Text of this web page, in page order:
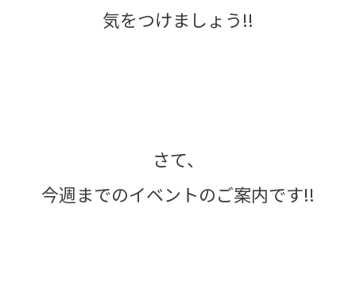
気をつけましょう!!
さて、
今週までのイベントのご案内です!!